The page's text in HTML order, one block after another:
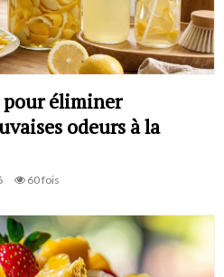
pour éliminer
odeurs à la
60 fois